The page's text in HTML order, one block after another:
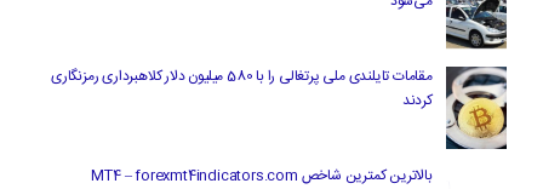
مقامات تایلندی ملی پرتغالی را با 580 میلیون دلار کلاهبرداری رمزنگاری
کردند
بالاترین کمترین شاخص MT4 – forexmt4indicators.com